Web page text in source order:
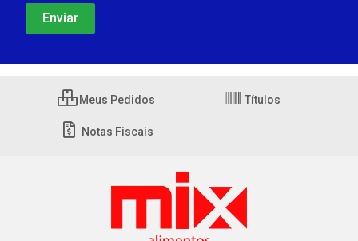
Meus Pedidos Títulos
Notas Fiscais